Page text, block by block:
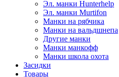
Эл. манки Hunterhelp
Эл. манки Murtifon
Манки на рябчика
Манки на вальдшнепа
Другие манки
Манки манкофф
Манки школа охота
Засидки
Товары